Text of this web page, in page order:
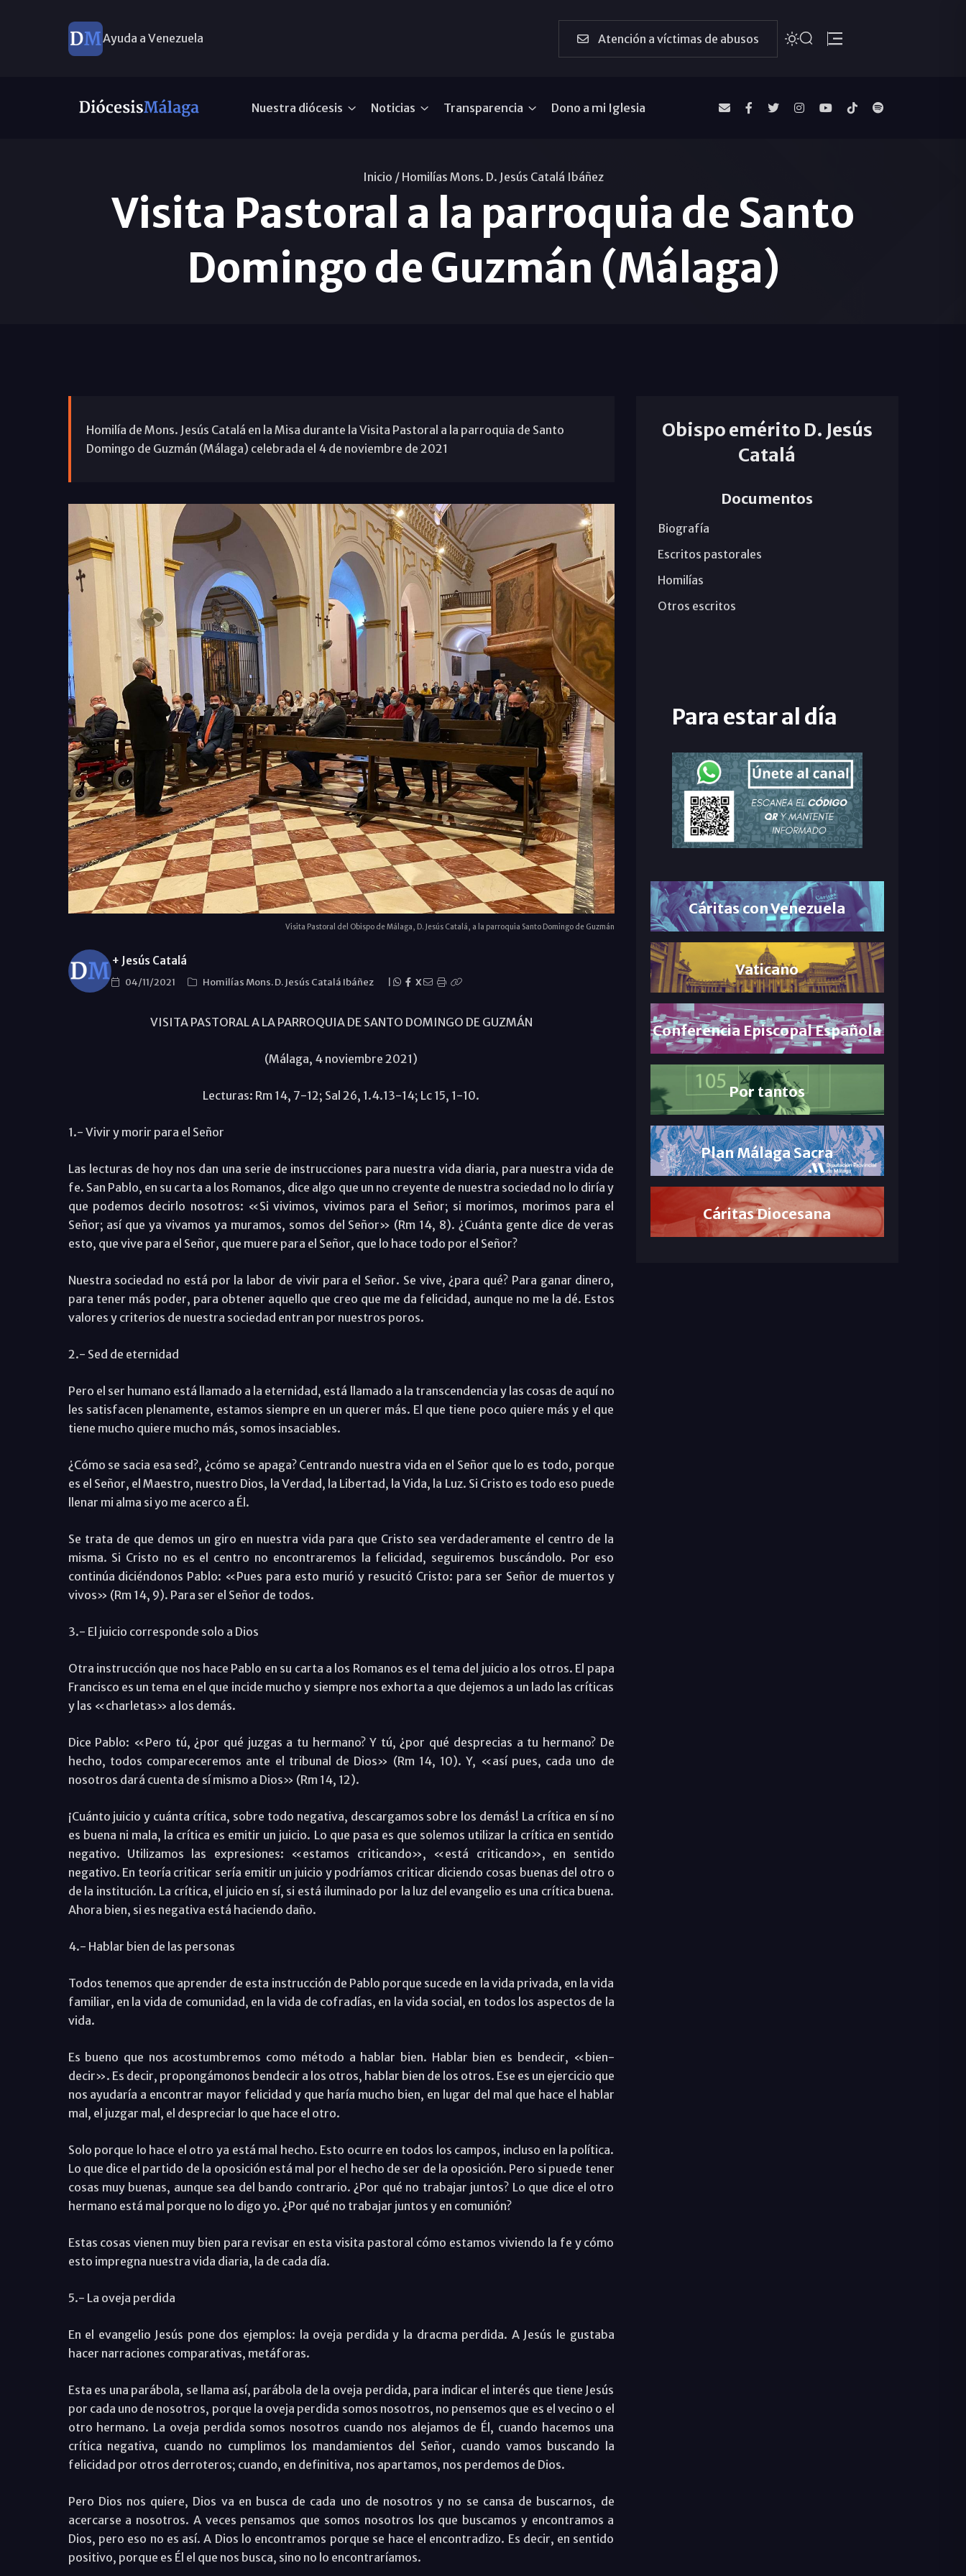
Ayuda a Venezuela Atención a víctimas de abusos
Nuestra diócesis Noticias Transparencia Dono a mi Iglesia
Inicio / Homilías Mons. D. Jesús Catalá Ibáñez
Visita Pastoral a la parroquia de Santo
Domingo de Guzmán (Málaga)
Homilía de Mons. Jesús Catalá en la Misa durante la Visita Pastoral a la parroquia de Santo
Domingo de Guzmán (Málaga) celebrada el 4 de noviembre de 2021
Visita Pastoral del Obispo de Málaga, D. Jesús Catalá, a la parroquia Santo Domingo de Guzmán
+ Jesús Catalá
04/11/2021 Homilías Mons. D. Jesús Catalá Ibáñez X
VISITA PASTORAL A LA PARROQUIA DE SANTO DOMINGO DE GUZMÁN
(Málaga, 4 noviembre 2021)
Lecturas: Rm 14, 7-12; Sal 26, 1.4.13-14; Lc 15, 1-10.
1.- Vivir y morir para el Señor
Las lecturas de hoy nos dan una serie de instrucciones para nuestra vida diaria, para nuestra vida de
fe. San Pablo, en su carta a los Romanos, dice algo que un no creyente de nuestra sociedad no lo diría y
que podemos decirlo nosotros: «Si vivimos, vivimos para el Señor; si morimos, morimos para el
Señor; así que ya vivamos ya muramos, somos del Señor» (Rm 14, 8). ¿Cuánta gente dice de veras
esto, que vive para el Señor, que muere para el Señor, que lo hace todo por el Señor?
Nuestra sociedad no está por la labor de vivir para el Señor. Se vive, ¿para qué? Para ganar dinero,
para tener más poder, para obtener aquello que creo que me da felicidad, aunque no me la dé. Estos
valores y criterios de nuestra sociedad entran por nuestros poros.
2.- Sed de eternidad
Pero el ser humano está llamado a la eternidad, está llamado a la transcendencia y las cosas de aquí no
les satisfacen plenamente, estamos siempre en un querer más. El que tiene poco quiere más y el que
tiene mucho quiere mucho más, somos insaciables.
¿Cómo se sacia esa sed?, ¿cómo se apaga? Centrando nuestra vida en el Señor que lo es todo, porque
es el Señor, el Maestro, nuestro Dios, la Verdad, la Libertad, la Vida, la Luz. Si Cristo es todo eso puede
llenar mi alma si yo me acerco a Él.
Se trata de que demos un giro en nuestra vida para que Cristo sea verdaderamente el centro de la
misma. Si Cristo no es el centro no encontraremos la felicidad, seguiremos buscándolo. Por eso
continúa diciéndonos Pablo: «Pues para esto murió y resucitó Cristo: para ser Señor de muertos y
vivos» (Rm 14, 9). Para ser el Señor de todos.
3.- El juicio corresponde solo a Dios
Otra instrucción que nos hace Pablo en su carta a los Romanos es el tema del juicio a los otros. El papa
Francisco es un tema en el que incide mucho y siempre nos exhorta a que dejemos a un lado las críticas
y las «charletas» a los demás.
Dice Pablo: «Pero tú, ¿por qué juzgas a tu hermano? Y tú, ¿por qué desprecias a tu hermano? De
hecho, todos compareceremos ante el tribunal de Dios» (Rm 14, 10). Y, «así pues, cada uno de
nosotros dará cuenta de sí mismo a Dios» (Rm 14, 12).
¡Cuánto juicio y cuánta crítica, sobre todo negativa, descargamos sobre los demás! La crítica en sí no
es buena ni mala, la crítica es emitir un juicio. Lo que pasa es que solemos utilizar la crítica en sentido
negativo. Utilizamos las expresiones: «estamos criticando», «está criticando», en sentido
negativo. En teoría criticar sería emitir un juicio y podríamos criticar diciendo cosas buenas del otro o
de la institución. La crítica, el juicio en sí, si está iluminado por la luz del evangelio es una crítica buena.
Ahora bien, si es negativa está haciendo daño.
4.- Hablar bien de las personas
Todos tenemos que aprender de esta instrucción de Pablo porque sucede en la vida privada, en la vida
familiar, en la vida de comunidad, en la vida de cofradías, en la vida social, en todos los aspectos de la
vida.
Es bueno que nos acostumbremos como método a hablar bien. Hablar bien es bendecir, «bien-
decir». Es decir, propongámonos bendecir a los otros, hablar bien de los otros. Ese es un ejercicio que
nos ayudaría a encontrar mayor felicidad y que haría mucho bien, en lugar del mal que hace el hablar
mal, el juzgar mal, el despreciar lo que hace el otro.
Solo porque lo hace el otro ya está mal hecho. Esto ocurre en todos los campos, incluso en la política.
Lo que dice el partido de la oposición está mal por el hecho de ser de la oposición. Pero si puede tener
cosas muy buenas, aunque sea del bando contrario. ¿Por qué no trabajar juntos? Lo que dice el otro
hermano está mal porque no lo digo yo. ¿Por qué no trabajar juntos y en comunión?
Estas cosas vienen muy bien para revisar en esta visita pastoral cómo estamos viviendo la fe y cómo
esto impregna nuestra vida diaria, la de cada día.
5.- La oveja perdida
En el evangelio Jesús pone dos ejemplos: la oveja perdida y la dracma perdida. A Jesús le gustaba
hacer narraciones comparativas, metáforas.
Esta es una parábola, se llama así, parábola de la oveja perdida, para indicar el interés que tiene Jesús
por cada uno de nosotros, porque la oveja perdida somos nosotros, no pensemos que es el vecino o el
otro hermano. La oveja perdida somos nosotros cuando nos alejamos de Él, cuando hacemos una
crítica negativa, cuando no cumplimos los mandamientos del Señor, cuando vamos buscando la
felicidad por otros derroteros; cuando, en definitiva, nos apartamos, nos perdemos de Dios.
Pero Dios nos quiere, Dios va en busca de cada uno de nosotros y no se cansa de buscarnos, de
acercarse a nosotros. A veces pensamos que somos nosotros los que buscamos y encontramos a
Dios, pero eso no es así. A Dios lo encontramos porque se hace el encontradizo. Es decir, en sentido
positivo, porque es Él el que nos busca, sino no lo encontraríamos.
Obispo emérito D. Jesús
Catalá
Documentos
Biografía
Escritos pastorales
Homilías
Otros escritos
Para estar al día
Cáritas con Venezuela
Vaticano
Conferencia Episcopal Española
Por tantos
Plan Málaga Sacra
Cáritas Diocesana